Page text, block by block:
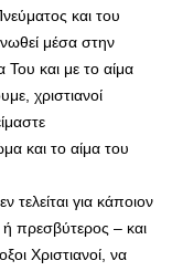
και του
μέσα στην
και με το αίμα
χριστιανοί
και το αίμα του
τελείται για κάποιον
πρεσβύτερος – και
Χριστιανοί, να